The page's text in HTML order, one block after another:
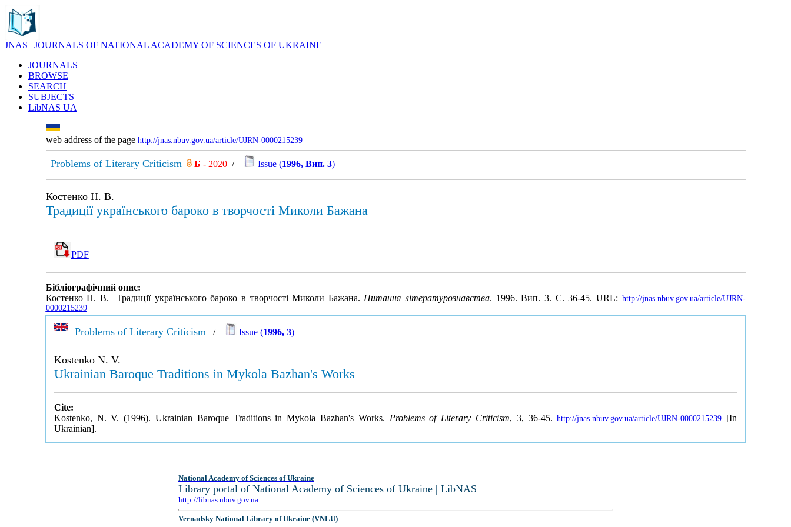
JNAS | JOURNALS OF NATIONAL ACADEMY OF SCIENCES OF UKRAINE
JOURNALS
BROWSE
SEARCH
SUBJECTS
LibNAS UA
web address of the page http://jnas.nbuv.gov.ua/article/UJRN-0000215239
Problems of Literary Criticism Б - 2020/ Issue (1996, Вип. 3)
Костенко Н. В.
Традиції українського бароко в творчості Миколи Бажана
PDF
Бібліографічний опис:
Костенко Н. В. Традиції українського бароко в творчості Миколи Бажана.Питання літературознавства. 1996. Вип. 3. С. 36-45. URL: http://jnas.nbuv.gov.ua/article/UJRN-
0000215239
Problems of Literary Criticism / Issue (1996, 3)
Kostenko N. V.
Ukrainian Baroque Traditions in Mykola Bazhan's Works
Cite:
Kostenko, N. V. (1996). Ukrainian Baroque Traditions in Mykola Bazhan's Works. Problems of Literary Criticism, 3, 36-45.http://jnas.nbuv.gov.ua/article/UJRN-0000215239 [In
Ukrainian].
National Academy of Sciences of Ukraine
Library portal of National Academy of Sciences of Ukraine | LibNAS
http://libnas.nbuv.gov.ua
Vernadsky National Library of Ukraine (VNLU)